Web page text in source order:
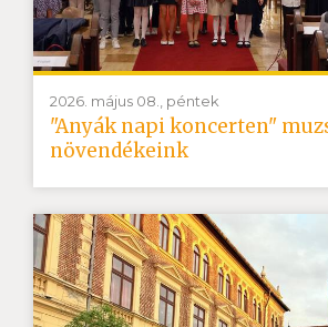
2026. május 08., péntek
"Anyák napi koncerten"
növendékeink